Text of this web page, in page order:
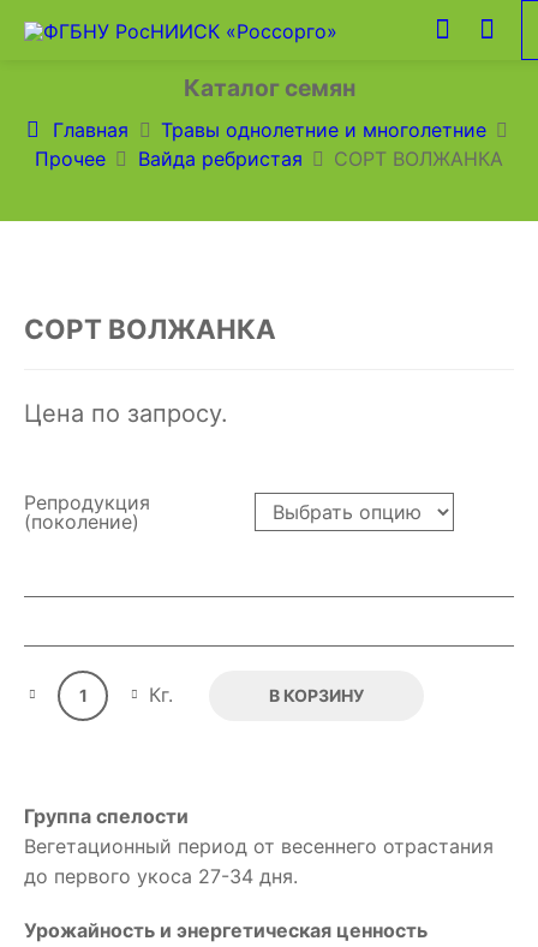
Каталог семян
Главная
Травы однолетние и многолетние
Прочее
Вайда ребристая СОРТ ВОЛЖАНКА
СОРТ ВОЛЖАНКА
Цена по запросу.
Репродукция
(поколение)
Quantity Кг. В КОРЗИНУ
Группа спелости
Вегетационный период от весеннего отрастания
до первого укоса 27-34 дня.
Урожайность и энергетическая ценность